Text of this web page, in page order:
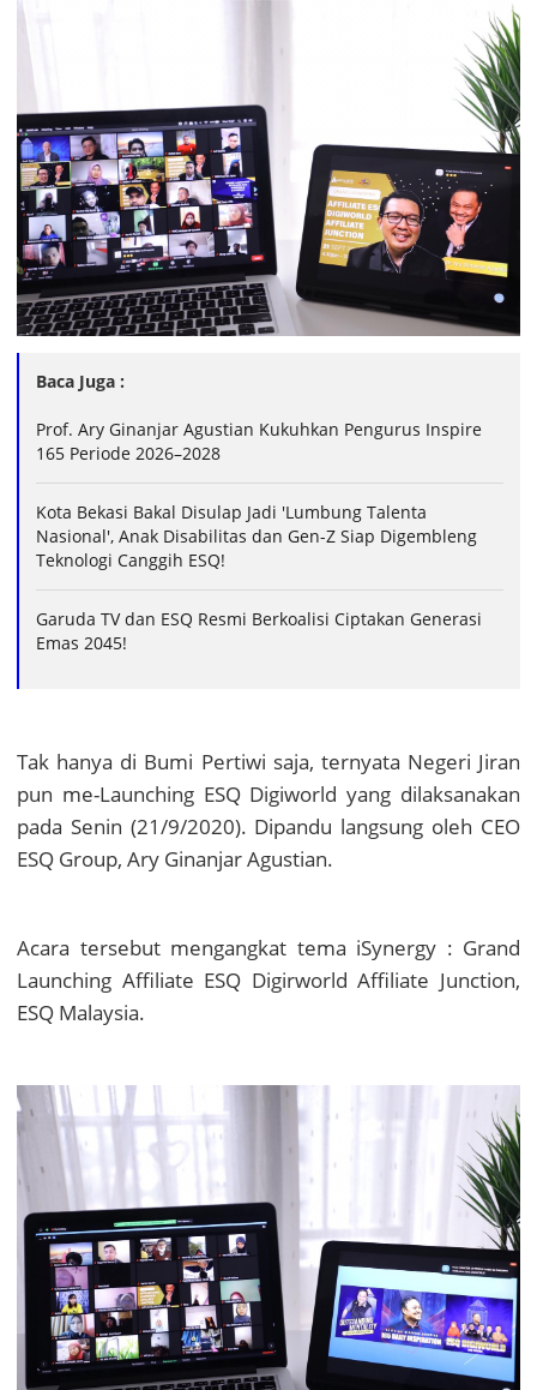
Baca Juga :
Prof. Ary Ginanjar Agustian Kukuhkan Pengurus Inspire
165 Periode 2026–2028
Kota Bekasi Bakal Disulap Jadi 'Lumbung Talenta
Nasional', Anak Disabilitas dan Gen-Z Siap Digembleng
Teknologi Canggih ESQ!
Garuda TV dan ESQ Resmi Berkoalisi Ciptakan Generasi
Emas 2045!
Tak hanya di Bumi Pertiwi saja, ternyata Negeri Jiran
pun me-Launching ESQ Digiworld yang dilaksanakan
pada Senin (21/9/2020). Dipandu langsung oleh CEO
ESQ Group, Ary Ginanjar Agustian.
Acara tersebut mengangkat tema iSynergy : Grand
Launching Affiliate ESQ Digirworld Affiliate Junction,
ESQ Malaysia.